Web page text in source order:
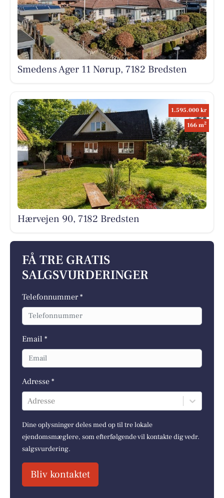
Smedens Ager 11 Nørup, 7182 Bredsten
1.595.000 kr
166 m2
Hærvejen 90, 7182 Bredsten
FÅ TRE GRATIS
SALGSVURDERINGER
Telefonnummer *
Email *
Adresse *
Adresse
Dine oplysninger deles med op til tre lokale
ejendomsmæglere, som efterfølgende vil kontakte dig vedr.
salgsvurdering.
Bliv kontaktet